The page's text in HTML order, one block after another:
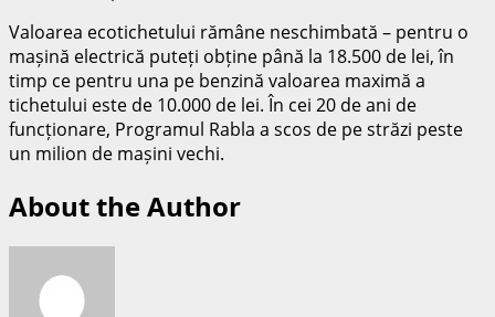
Valoarea ecotichetului rămâne neschimbată – pentru o
mașină electrică puteți obține până la 18.500 de lei, în
timp ce pentru una pe benzină valoarea maximă a
tichetului este de 10.000 de lei. În cei 20 de ani de
funcționare, Programul Rabla a scos de pe străzi peste
un milion de mașini vechi.
About the Author